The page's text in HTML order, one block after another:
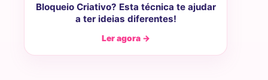
Bloqueio Criativo? Esta técnica te ajudar
a ter ideias diferentes!
Ler agora →